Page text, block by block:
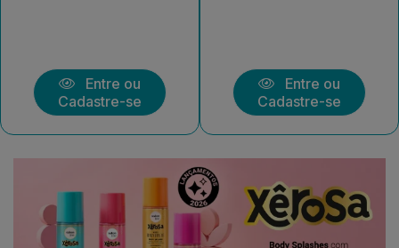
Entre ou
Cadastre-se
Entre ou
Cadastre-se